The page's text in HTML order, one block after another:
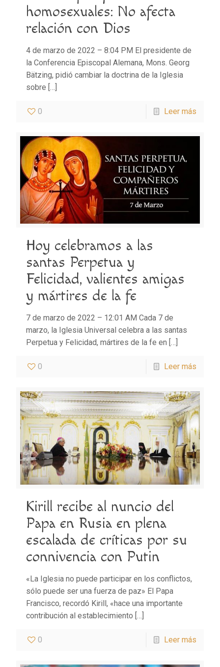
homosexuales: No afecta
relación con Dios
4 de marzo de 2022 – 8:04 PM El presidente de
la Conferencia Episcopal Alemana, Mons. Georg
Bätzing, pidió cambiar la doctrina de la Iglesia
sobre […]
0 Leer más
Hoy celebramos a las
santas Perpetua y
Felicidad, valientes amigas
y mártires de la fe
7 de marzo de 2022 – 12:01 AM Cada 7 de
marzo, la Iglesia Universal celebra a las santas
Perpetua y Felicidad, mártires de la fe en […]
0 Leer más
Kirill recibe al nuncio del
Papa en Rusia en plena
escalada de críticas por su
connivencia con Putin
«La Iglesia no puede participar en los conflictos,
sólo puede ser una fuerza de paz» El Papa
Francisco, recordó Kirill, «hace una importante
contribución al establecimiento […]
0 Leer más